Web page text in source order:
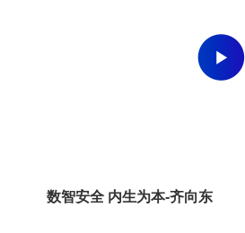
数智安全 内生为本-齐向东